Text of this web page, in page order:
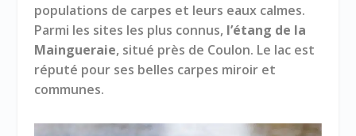
populations de carpes et leurs eaux calmes.
Parmi les sites les plus connus, l’étang de la
Maingueraie, situé près de Coulon. Le lac est
réputé pour ses belles carpes miroir et
communes.